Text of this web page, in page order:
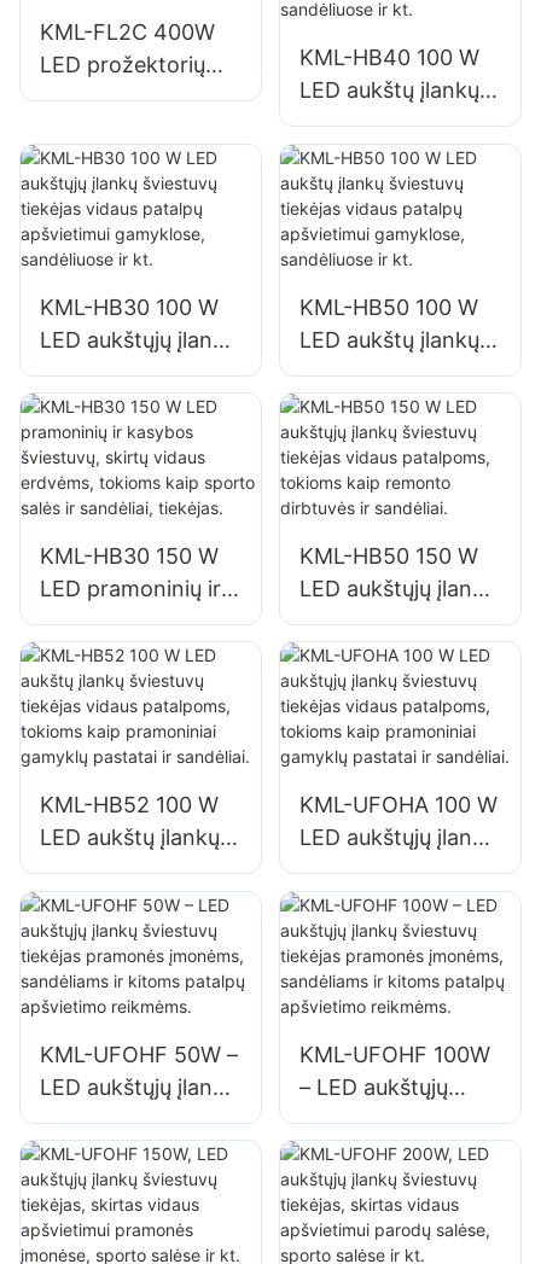
KML-FL2C 400W
LED prožektorių
tiekėjas lauko
statybviečių
apšvietimui
KML-HB40 100 W
LED aukštų įlankų
šviestuvų tiekėjas
vidaus patalpų
apšvietimui
gamyklose,
sandėliuose ir kt.
KML-HB30 100 W
LED aukštųjų įlankų
šviestuvų tiekėjas
vidaus patalpų
apšvietimui
gamyklose,
sandėliuose ir kt.
KML-HB50 100 W
LED aukštų įlankų
šviestuvų tiekėjas
vidaus patalpų
apšvietimui
gamyklose,
sandėliuose ir kt.
KML-HB30 150 W
LED pramoninių ir
kasybos šviestuvų,
skirtų vidaus
erdvėms, tokioms
kaip sporto salės ir
sandėliai, tiekėjas.
KML-HB50 150 W
LED aukštųjų įlankų
šviestuvų tiekėjas
vidaus patalpoms,
tokioms kaip
remonto dirbtuvės
ir sandėliai.
KML-HB52 100 W
LED aukštų įlankų
šviestuvų tiekėjas
vidaus patalpoms,
tokioms kaip
pramoniniai
gamyklų pastatai ir
KML-UFOHA 100 W
LED aukštųjų įlankų
šviestuvų tiekėjas
vidaus patalpoms,
tokioms kaip
pramoniniai
gamyklų pastatai ir
KML-UFOHF 50W –
LED aukštųjų įlankų
šviestuvų tiekėjas
pramonės
įmonėms,
sandėliams ir
kitoms patalpų
KML-UFOHF 100W
– LED aukštųjų
įlankų šviestuvų
tiekėjas pramonės
įmonėms,
sandėliams ir
kitoms patalpų